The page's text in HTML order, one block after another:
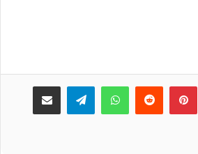
بينتيريست واتسابتيلقرام مشاركة عبر البريد